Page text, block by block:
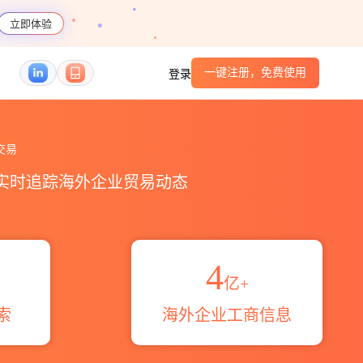
立即体验
登录 一键注册，免费使用
易
时追踪海外企业贸易动态
4亿+
海外企业工商信息